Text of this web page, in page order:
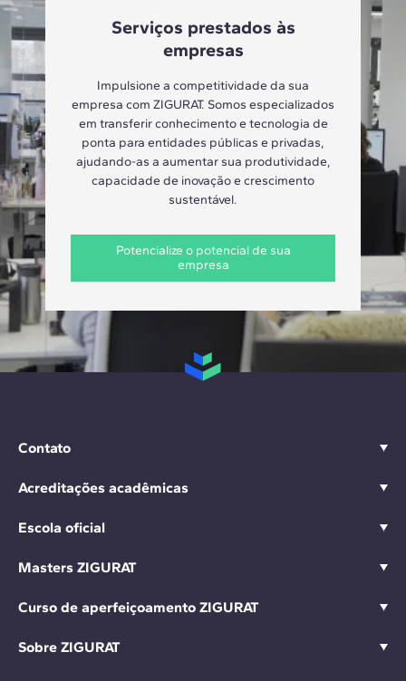
Serviços prestados às
empresas
Impulsione a competitividade da sua
empresa com ZIGURAT. Somos especializados
em transferir conhecimento e tecnologia de
ponta para entidades públicas e privadas,
ajudando-as a aumentar sua produtividade,
capacidade de inovação e crescimento
sustentável.
Potencialize o potencial de sua
empresa
Contato
Acreditações acadêmicas
Escola oficial
Masters ZIGURAT
Curso de aperfeiçoamento ZIGURAT
Sobre ZIGURAT